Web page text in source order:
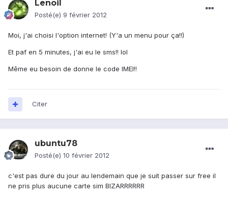
Lenoil
Posté(e) 9 février 2012
Moi, j'ai choisi l'option internet! (Y'a un menu pour ça!!)
Et paf en 5 minutes, j'ai eu le sms!! lol
Même eu besoin de donne le code IMEI!!
Citer
ubuntu78
Posté(e) 10 février 2012
c'est pas dure du jour au lendemain que je suit passer sur free il
ne pris plus aucune carte sim BIZARRRRRR